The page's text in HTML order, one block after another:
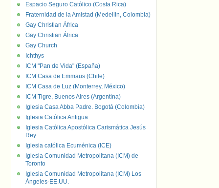
Espacio Seguro Católico (Costa Rica)
Fraternidad de la Amistad (Medellin, Colombia)
Gay Christian África
Gay Christian África
Gay Church
Ichthys
ICM "Pan de Vida" (España)
ICM Casa de Emmaus (Chile)
ICM Casa de Luz (Monterrey, México)
ICM Tigre, Buenos Aires (Argentina)
Iglesia Casa Abba Padre. Bogotá (Colombia)
Iglesia Católica Antigua
Iglesia Católica Apostólica Carismática Jesús
Rey
Iglesia católica Ecuménica (ICE)
Iglesia Comunidad Metropolitana (ICM) de
Toronto
Iglesia Comunidad Metropolitana (ICM) Los
Ángeles-EE.UU.